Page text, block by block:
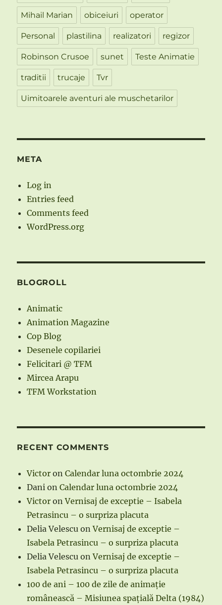
Mihail Marian obiceiuri operator
Personal plastilina realizatori regizor
Robinson Crusoe sunet Teste Animatie
traditii trucaje Tvr
Uimitoarele aventuri ale muschetarilor
META
Log in
Entries feed
Comments feed
WordPress.org
BLOGROLL
Animatic
Animation Magazine
Cop Blog
Desenele copilariei
Felicitari @ TFM
Mircea Arapu
TFM Workstation
RECENT COMMENTS
Victor onCalendar luna octombrie 2024
Dani onCalendar luna octombrie 2024
Victor onVernisaj de exceptie – Isabela
Petrasincu – o surpriza placuta
Delia Velescu onVernisaj de exceptie –
Isabela Petrasincu – o surpriza placuta
Delia Velescu onVernisaj de exceptie –
Isabela Petrasincu – o surpriza placuta
100 de ani – 100 de zile de animație
românească – Misiunea spațială Delta (1984)